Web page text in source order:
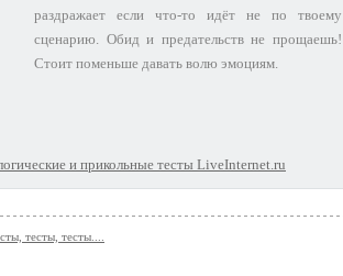
раздражает если что-то идёт не по твоему
сценарию. Обид и предательств не прощаешь!
Стоит поменьше давать волю эмоциям.
и прикольные тесты LiveInternet.ru
тесты, тесты....